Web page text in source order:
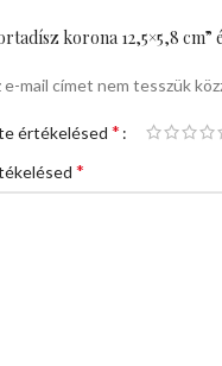
korona 12,5×5,8 cm”
e-mail címet nem tesszük
értékelésed *
*